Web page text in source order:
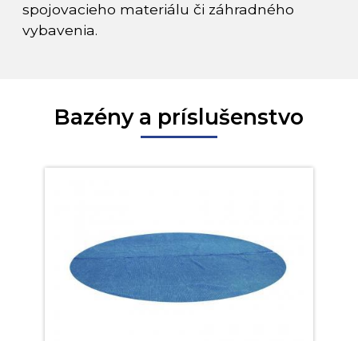
spojovacieho materiálu či záhradného
vybavenia.
Bazény a príslušenstvo